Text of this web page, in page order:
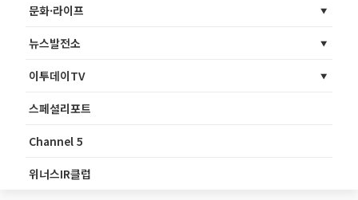
문화·라이프
뉴스발전소
이투데이TV
스페셜리포트
Channel 5
위너스IR클럽